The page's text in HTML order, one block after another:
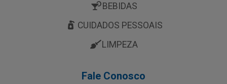
BEBIDAS
CUIDADOS PESSOAIS
LIMPEZA
Fale Conosco